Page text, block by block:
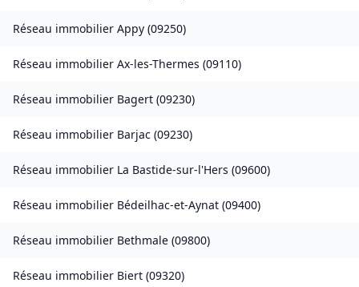
Réseau immobilier Appy (09250)
Réseau immobilier Ax-les-Thermes (09110)
Réseau immobilier Bagert (09230)
Réseau immobilier Barjac (09230)
Réseau immobilier La Bastide-sur-l'Hers (09600)
Réseau immobilier Bédeilhac-et-Aynat (09400)
Réseau immobilier Bethmale (09800)
Réseau immobilier Biert (09320)